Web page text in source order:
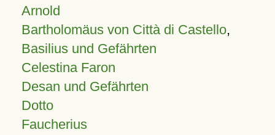
Arnold
Bartholomäus von Città di Castello,
Basilius und Gefährten
Celestina Faron
Desan und Gefährten
Dotto
Faucherius